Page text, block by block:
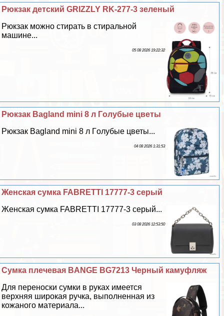
Рюкзак детский GRIZZLY RK-277-3 зеленый
Рюкзак можно стирать в стиральной
машине...
05 08 2026 19:22:32
Рюкзак Bagland mini 8 л Гoлyбые цветы
Рюкзак Bagland mini 8 л Гoлyбые цветы...
04 08 2026 1:31:53
Женская сумка FABRETTI 17777-3 серый
Женская сумка FABRETTI 17777-3 серый...
03 08 2026 12:53:50
Сумка плечевая BANGE BG7213 Черный камуфляж
Для переноски сумки в руках имеется
верхняя широкая ручка, выполненная из
кожаного материала...